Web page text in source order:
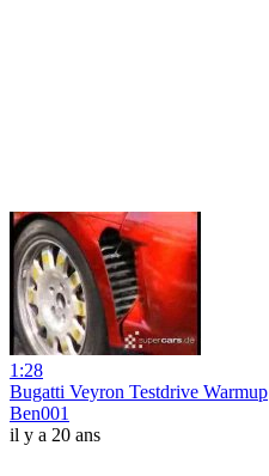
1:28
Bugatti Veyron Testdrive Warmup
Ben001
il y a 20 ans